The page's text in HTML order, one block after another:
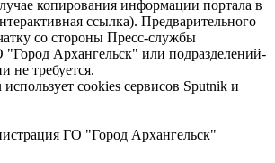
копирования информации портала в
ссылка). Предварительного
со стороны Пресс-службы
Архангельск" или подразделений-
не требуется.
cookies сервисов Sputnik и
ГО "Город Архангельск"